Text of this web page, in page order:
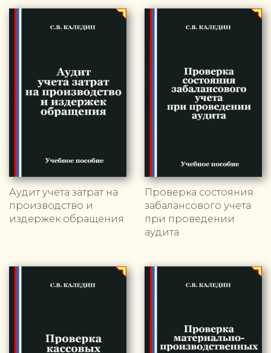
Аудит учета затрат на
производство и
издержек обращения
Проверка состояния
забалансового учета
при проведении
аудита